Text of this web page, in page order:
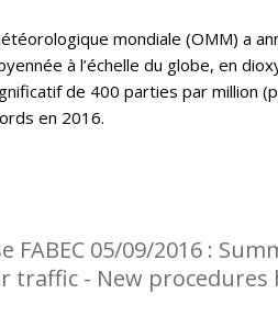
mondiale (OMM) a
à l’échelle du globe, en
de 400 parties par million
en 2016.
FABEC 05/09/2016 :
traffic - New